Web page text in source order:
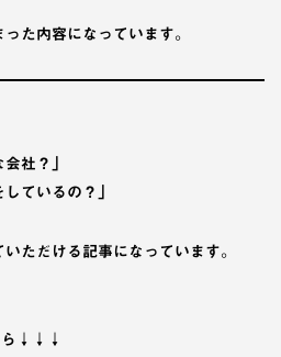
た内容になっています。
社？」
ているの？」
ただける記事になっています。
ら↓↓↓